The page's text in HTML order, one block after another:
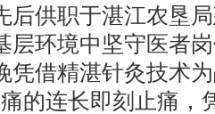
后供职于湛江农垦
层环境中坚守医者
凭借精湛针灸技术
的连长即刻止痛，